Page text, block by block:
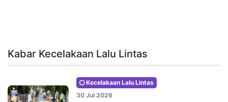
Kabar Kecelakaan Lalu Lintas
Kecelakaan Lalu Lintas
30 Jul 2026